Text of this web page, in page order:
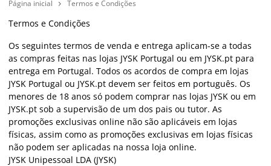
Página inicial  Termos e Condições
Termos e Condições
Os seguintes termos de venda e entrega aplicam-se a todas
as compras feitas nas lojas JYSK Portugal ou em JYSK.pt para
entrega em Portugal. Todos os acordos de compra em lojas
JYSK Portugal ou JYSK.pt devem ser feitos em português. Os
menores de 18 anos só podem comprar nas lojas JYSK ou em
JYSK.pt sob a supervisão de um dos pais ou tutor. As
promoções exclusivas online não são aplicáveis em lojas
físicas, assim como as promoções exclusivas em lojas físicas
não podem ser aplicadas na nossa loja online.
JYSK Unipessoal LDA (JYSK)